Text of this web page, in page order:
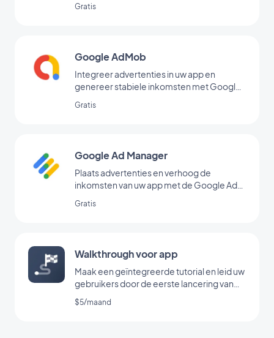
Gratis
Google AdMob
Integreer advertenties in uw app en
genereer stabiele inkomsten met Google
Gratis
Google Ad Manager
Plaats advertenties en verhoog de
inkomsten van uw app met de Google Ad
Gratis
Walkthrough voor app
Maak een geïntegreerde tutorial en leid uw
gebruikers door de eerste lancering van
uw app
$5/maand